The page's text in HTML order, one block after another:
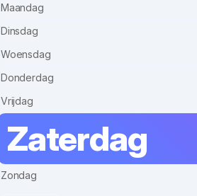
Maandag
Dinsdag
Woensdag
Donderdag
Vrijdag
Zaterdag
Zondag